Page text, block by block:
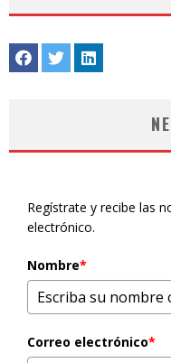
Regístrate y recibe las
electrónico.
Nombre*
Correo electrónico*